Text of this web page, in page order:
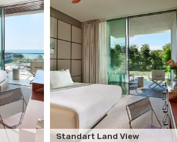
Standart Land View